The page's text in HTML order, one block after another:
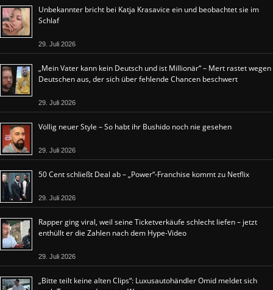
Unbekannter bricht bei Katja Krasavice ein und beobachtet sie im
Schlaf
29. Juli 2026
„Mein Vater kann kein Deutsch und ist Millionär“ – Mert rastet wegen
Deutschen aus, der sich über fehlende Chancen beschwert
29. Juli 2026
Völlig neuer Style – So habt ihr Bushido noch nie gesehen
29. Juli 2026
50 Cent schließt Deal ab – „Power“-Franchise kommt zu Netflix
29. Juli 2026
Rapper ging viral, weil seine Ticketverkäufe schlecht liefen – jetzt
enthüllt er die Zahlen nach dem Hype-Video
29. Juli 2026
„Bitte teilt keine alten Clips“: Luxusautohändler Omid meldet sich